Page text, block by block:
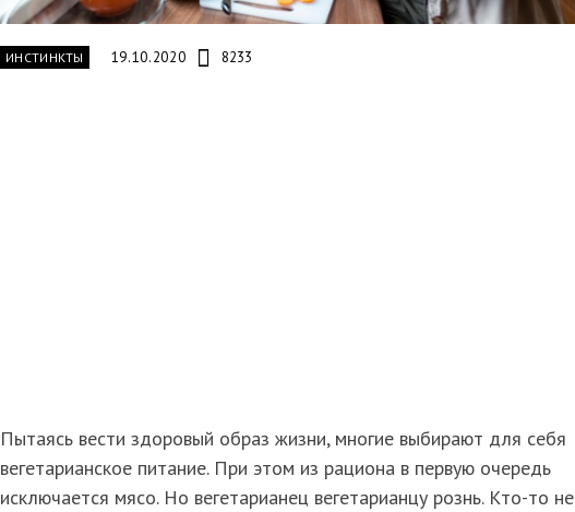
ИНСТИНКТЫ 19.10.2020 8233
Пытаясь вести здоровый образ жизни, многие выбирают для себя
вегетарианское питание. При этом из рациона в первую очередь
исключается мясо. Но вегетарианец вегетарианцу рознь. Кто-то не